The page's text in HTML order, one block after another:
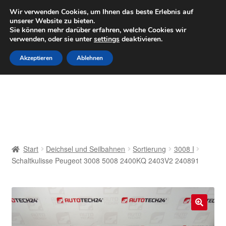
LIEFERUNG ab 6 EUR
Mo–Fr 9–16 Uhr · 0175 7465658
Zur
Navigation
springen
Zum
Inhalt
springen
Beschwerdeordnung
Datenschutz-Bestimmungen
Start Deichsel und Seilbahnen Sortierung
3008 I
Schaltkulisse Peugeot 3008 5008 2400KQ 2403V2 240891
Wir verwenden Cookies, um Ihnen das beste Erlebnis auf
unserer Website zu bieten.
Sie können mehr darüber erfahren, welche Cookies wir
verwenden, oder sie untersettings deaktivieren.
Akzeptieren Ablehnen